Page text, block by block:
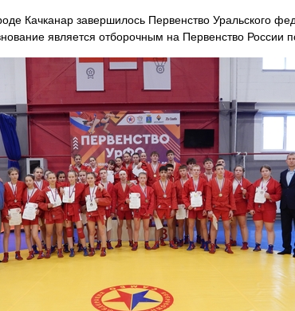
Качканар завершилось Первенство Уральского
является отборочным на Первенство России